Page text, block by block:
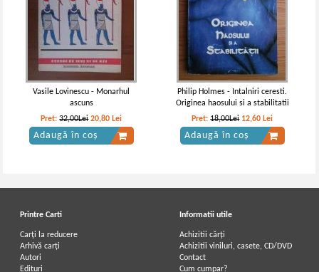
Vasile Lovinescu - Monarhul
ascuns
Pret:32,00Lei 20,80 Lei
Adaugă în coș
Philip Holmes - Intalniri ceresti.
Originea haosului si a stabilitatii
Pret:18,00Lei 12,60 Lei
Adaugă în coș
Printre Carti
Carți la reducere
Arhivă carți
Autori
Edituri
Informatii utile
Achizitii cărți
Achizitii viniluri, casete, CD/DVD
Contact
Cum cumpar?